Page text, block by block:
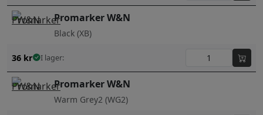
Promarker W&N
Black (XB)
36 kr I lager:
Promarker W&N
Warm Grey2 (WG2)